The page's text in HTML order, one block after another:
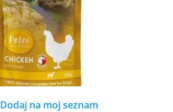
Dodaj na moj seznam